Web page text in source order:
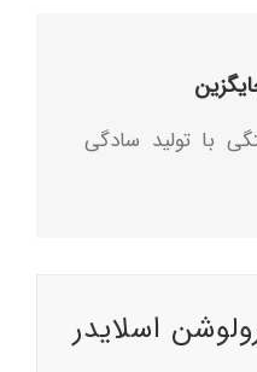
با تولید سادگی
اسلایدر